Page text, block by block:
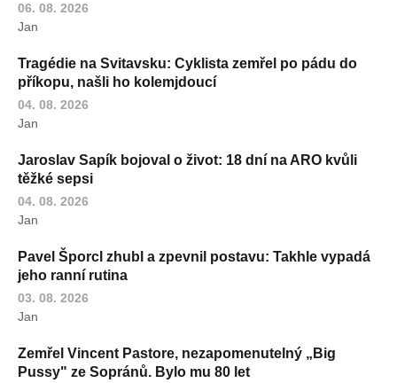
06. 08. 2026
Jan
Tragédie na Svitavsku: Cyklista zemřel po pádu do
příkopu, našli ho kolemjdoucí
04. 08. 2026
Jan
Jaroslav Sapík bojoval o život: 18 dní na ARO kvůli
těžké sepsi
04. 08. 2026
Jan
Pavel Šporcl zhubl a zpevnil postavu: Takhle vypadá
jeho ranní rutina
03. 08. 2026
Jan
Zemřel Vincent Pastore, nezapomenutelný „Big
Pussy" ze Sopránů. Bylo mu 80 let